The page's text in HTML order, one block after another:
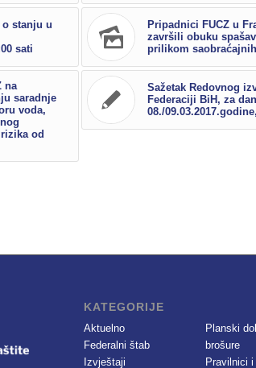
o stanju u
sati
Pripadnici FUCZ u
završili obuku
prilikom
na
saradnje
voda,
od
Sažetak Redovnog
Federaciji BiH, za
08./
KATEGORIJE
Aktuelno
Federalni štab
Izvještaji
Planski
brošure
Pravilnici